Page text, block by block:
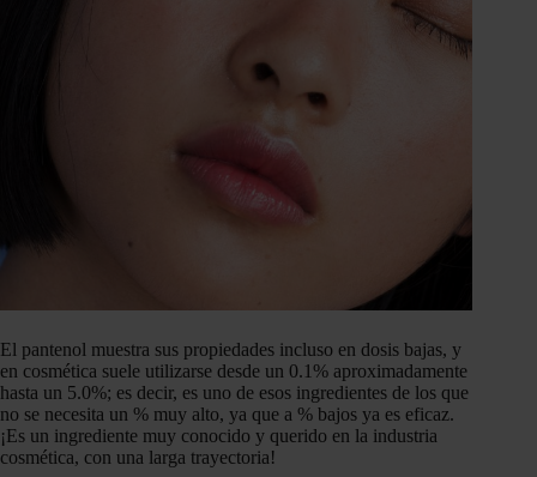
El pantenol muestra sus propiedades incluso en dosis bajas, y
en cosmética suele utilizarse desde un 0.1% aproximadamente
hasta un 5.0%; es decir, es uno de esos ingredientes de los que
no se necesita un % muy alto, ya que a % bajos ya es eficaz.
¡Es un ingrediente muy conocido y querido en la industria
cosmética, con una larga trayectoria!